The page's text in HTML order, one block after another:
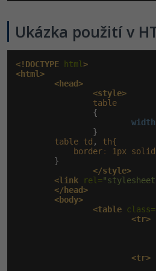
Ukázka použití v
<!DOCTYPE html >
<html>
<head>
<style>
table
                {
width
                }
table td , th{
border: 1px solid
        }
</style>
<link rel=
</head>
<body>
<table class=
<tr>
<tr>